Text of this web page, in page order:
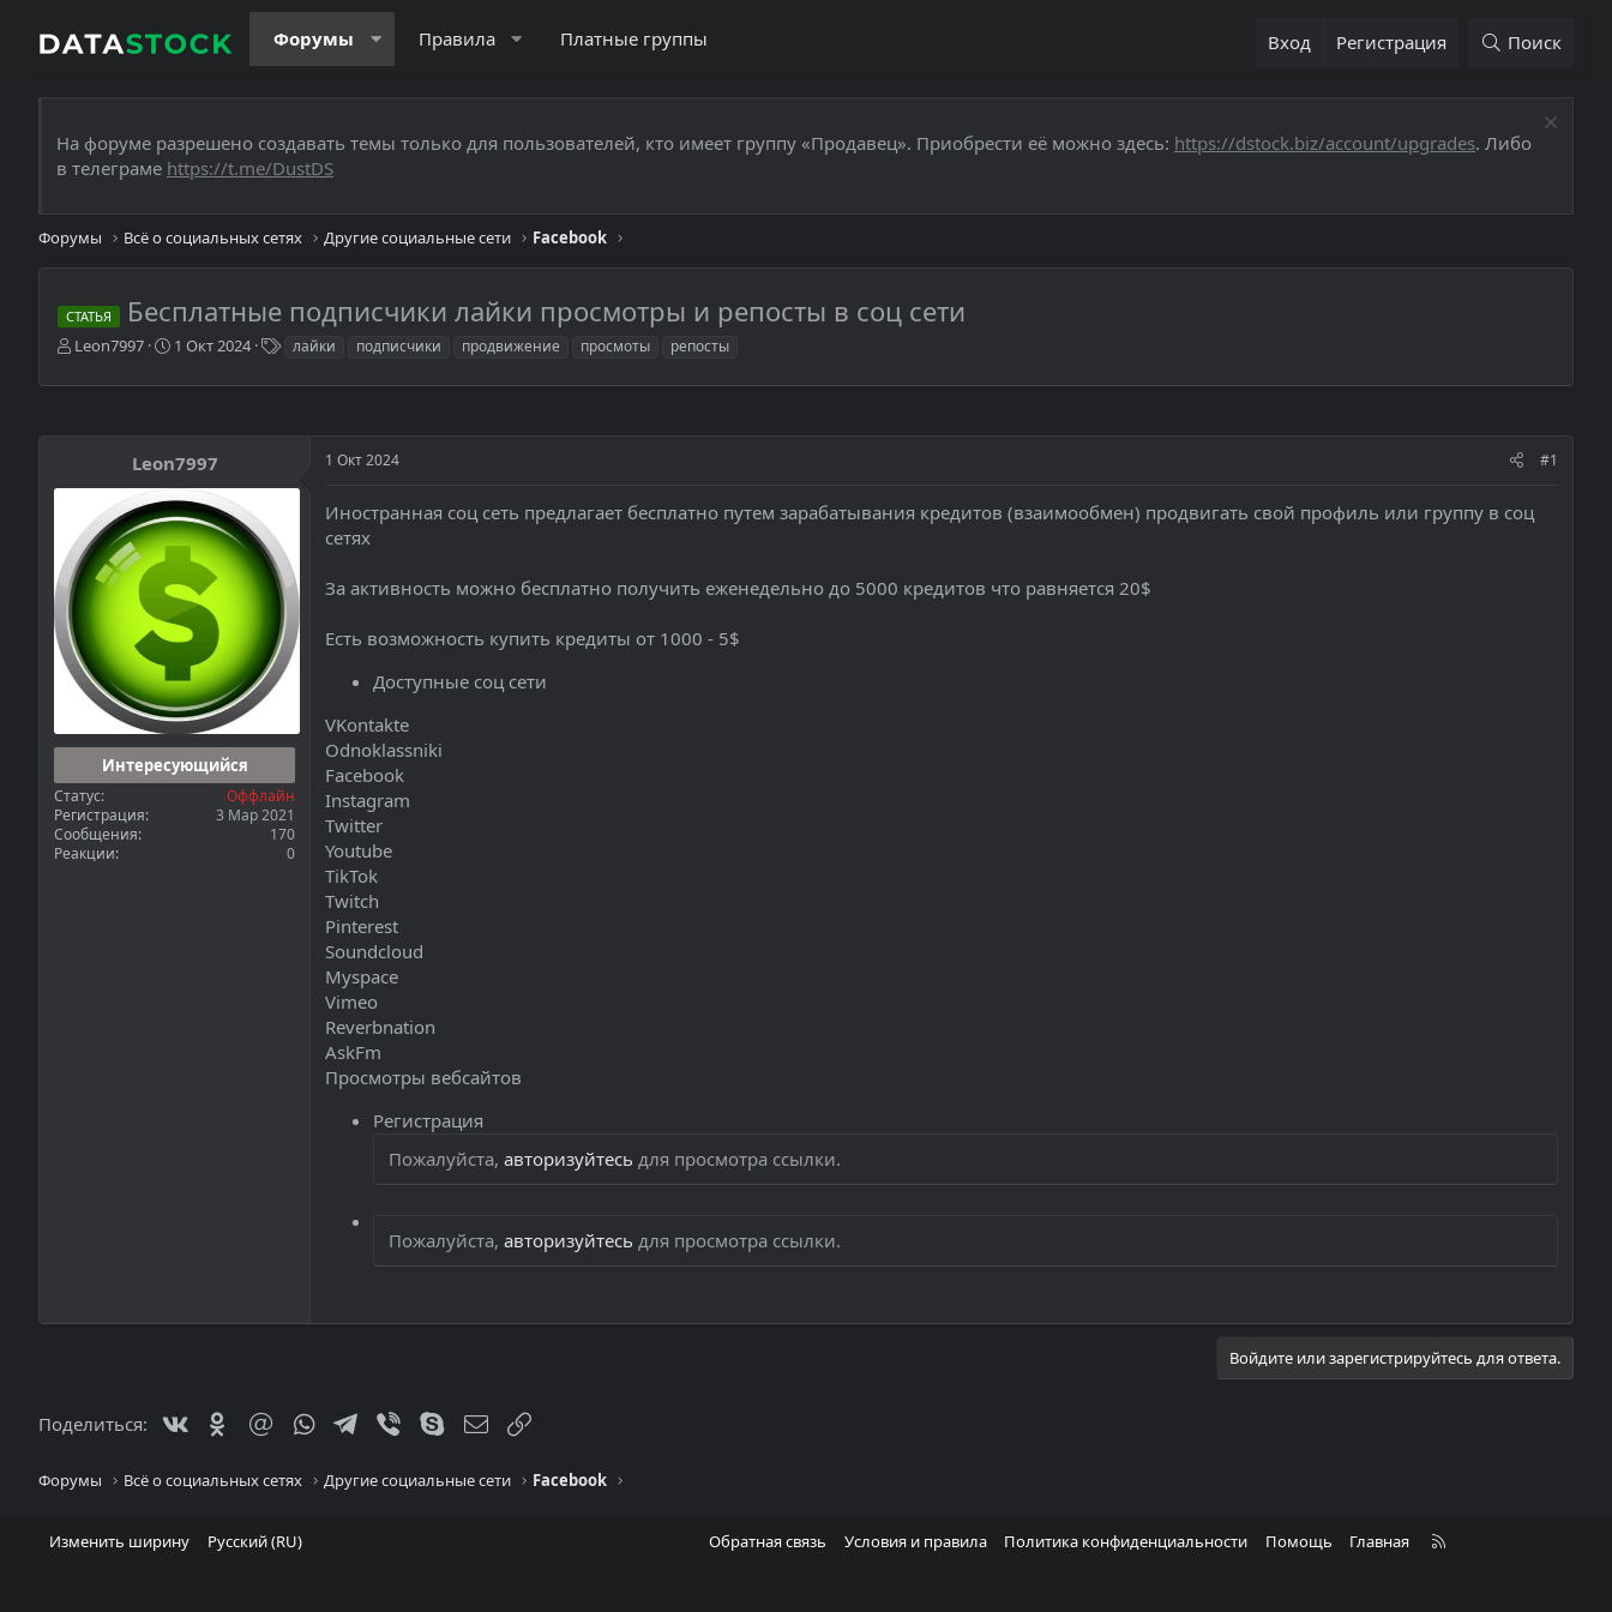
Форумы Правила Платные группы Вход Регистрация Поиск
На форуме разрешено создавать темы только для пользователей, кто имеет группу «Продавец». Приобрести её можно здесь: https://dstock.biz/account/upgrades. Либо
в телеграме https://t.me/DustDS
Форумы Всё о социальных сетях Другие социальные сети Facebook
СТАТЬЯ Бесплатные подписчики лайки просмотры и репосты в соц сети
А
т
р
м
Leon7997
Д
т
н
ч
а
л
а
1 Окт 2024
г
лайки подписчики продвижение просмоты репосты
Leon7997
Интересующийся
Статус
Оффлайн
Регистрация
3 Мар 2021
Сообщения
170
Реакции
0
1 Окт 2024 #1
Иностранная соц сеть предлагает бесплатно путем зарабатывания кредитов (взаимообмен) продвигать свой профиль или группу в соц
сетях
За активность можно бесплатно получить еженедельно до 5000 кредитов что равняется 20$
Есть возможность купить кредиты от 1000 - 5$
Доступные соц сети
VKontakte
Odnoklassniki
Facebook
Instagram
Twitter
Youtube
TikTok
Twitch
Pinterest
Soundcloud
Myspace
Vimeo
Reverbnation
AskFm
Просмотры вебсайтов
Регистрация
Пожалуйста, авторизуйтесь для просмотра ссылки.
Пожалуйста, авторизуйтесь для просмотра ссылки.
Войдите или зарегистрируйтесь для ответа.
Поделиться: VkontakteOdnoklassniki
Mail.ruWhatsApp
Telegram
ViberSkype Электронная почта
Форумы Всё о социальных сетях Другие социальные сети Facebook
Изменить ширину Русский (RU) Обратная связь Условия и правила Политика конфиденциальности Помощь Главная
R